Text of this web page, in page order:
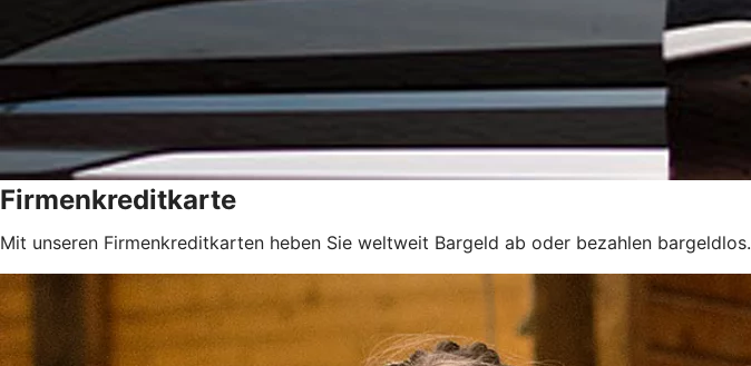
Firmenkreditkarte
Mit unseren Firmenkreditkarten heben Sie weltweit Bargeld ab oder bezahlen bargeldlos.